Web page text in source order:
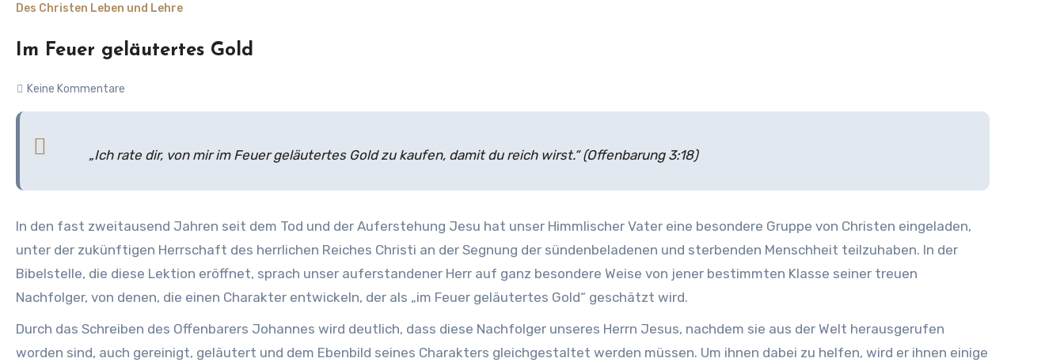
Des Christen Leben und Lehre
Im Feuer geläutertes Gold
Keine Kommentare
„Ich rate dir, von mir im Feuer geläutertes Gold zu kaufen, damit du reich wirst.“ (Offenbarung 3:18)
In den fast zweitausend Jahren seit dem Tod und der Auferstehung Jesu hat unser Himmlischer Vater eine besondere Gruppe von Christen eingeladen,
unter der zukünftigen Herrschaft des herrlichen Reiches Christi an der Segnung der sündenbeladenen und sterbenden Menschheit teilzuhaben. In der
Bibelstelle, die diese Lektion eröffnet, sprach unser auferstandener Herr auf ganz besondere Weise von jener bestimmten Klasse seiner treuen
Nachfolger, von denen, die einen Charakter entwickeln, der als „im Feuer geläutertes Gold“ geschätzt wird.
Durch das Schreiben des Offenbarers Johannes wird deutlich, dass diese Nachfolger unseres Herrn Jesus, nachdem sie aus der Welt herausgerufen
worden sind, auch gereinigt, geläutert und dem Ebenbild seines Charakters gleichgestaltet werden müssen. Um ihnen dabei zu helfen, wird er ihnen einige